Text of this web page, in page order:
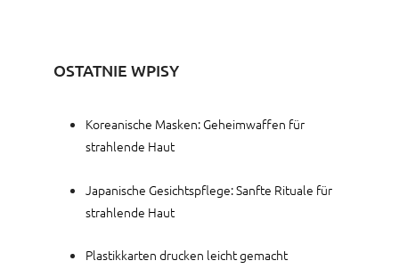
OSTATNIE WPISY
Koreanische Masken: Geheimwaffen für
strahlende Haut
Japanische Gesichtspflege: Sanfte Rituale für
strahlende Haut
Plastikkarten drucken leicht gemacht